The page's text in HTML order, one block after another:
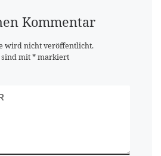
Kommentar
wird nicht veröffentlicht.
mit*markiert